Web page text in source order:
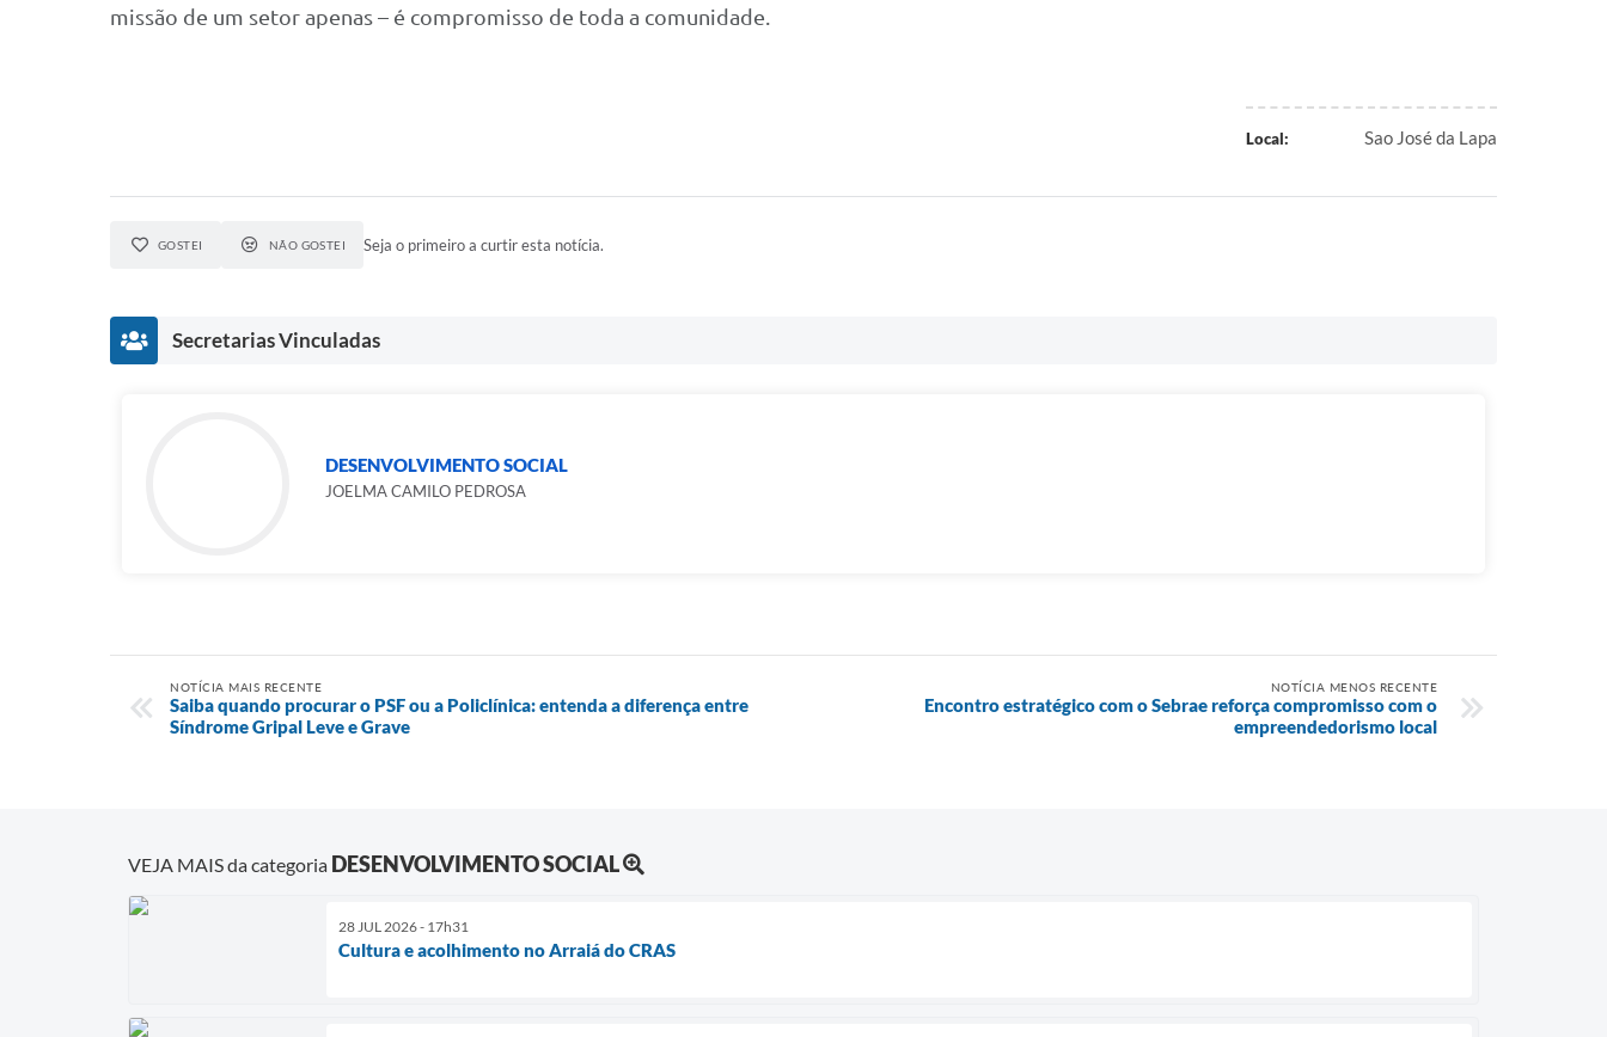
missão de um setor apenas – é compromisso de toda a comunidade.
Local: Sao José da Lapa
GOSTEI NÃO GOSTEI Seja o primeiro a curtir esta notícia.
Secretarias Vinculadas
DESENVOLVIMENTO SOCIAL
JOELMA CAMILO PEDROSA
NOTÍCIA MAIS RECENTE
Saiba quando procurar o PSF ou a Policlínica: entenda a diferença entre
Síndrome Gripal Leve e Grave
NOTÍCIA MENOS RECENTE
Encontro estratégico com o Sebrae reforça compromisso com o
empreendedorismo local
VEJA MAIS da categoria DESENVOLVIMENTO SOCIAL
28 JUL 2026 - 17h31
Cultura e acolhimento no Arraiá do CRAS